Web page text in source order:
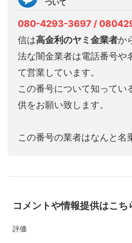
ついて
080-4293-3697 /
信は高金利のヤミ金業者か
法な闇金業者は電話番号や
て営業しています。
この番号について知ってい
供をお願い致します。
この番号の業者はなんと名
コメントや情報提供はこち
評価